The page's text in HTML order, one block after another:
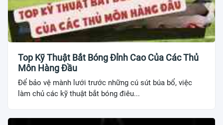
Top Kỹ Thuật Bắt Bóng Đỉnh Cao Của Các Thủ
Môn Hàng Đầu
Để bảo vệ mành lưới trước những cú sút búa bổ, việc
làm chủ các kỹ thuật bắt bóng điêu...